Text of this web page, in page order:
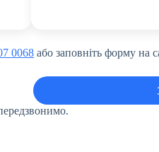
0068 або заповніть форму на